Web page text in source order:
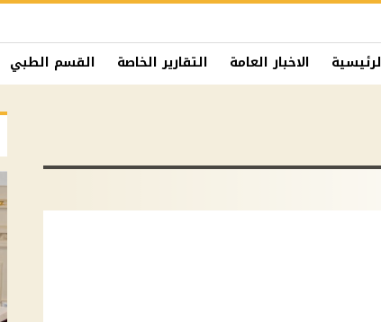
الاخبار العامة التقارير الخاصة القسم الطبي